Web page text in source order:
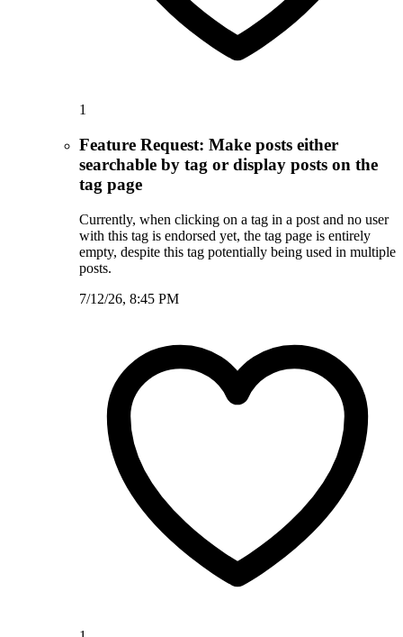
1
Feature Request: Make posts either
searchable by tag or display posts on the
tag page
Currently, when clicking on a tag in a post and no user
with this tag is endorsed yet, the tag page is entirely
empty, despite this tag potentially being used in multiple
posts.
7/12/26, 8:45 PM